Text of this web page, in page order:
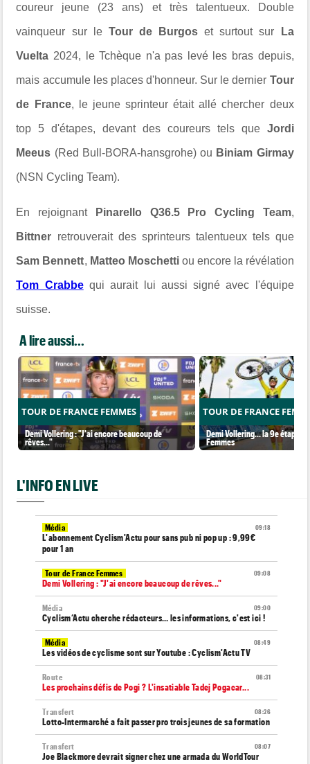
coureur jeune (23 ans) et très talentueux. Double
vainqueur sur le Tour de Burgoset surtout sur La
Vuelta 2024, le Tchèque n'a pas levé les bras depuis,
mais accumule les places d'honneur. Sur le dernier Tour
de France, le jeune sprinteur était allé chercher deux
top 5 d'étapes, devant des coureurs tels que Jordi
Meeus (Red Bull-BORA-hansgrohe) ou Biniam Girmay
(NSN Cycling Team).
En rejoignant Pinarello Q36.5 Pro Cycling Team,
Bittner retrouverait des sprinteurs talentueux tels que
Sam Bennett, Matteo Moschetti ou encore la révélation
Tom Crabbe qui aurait lui aussi signé avec l'équipe
suisse.
A lire aussi...
TOUR DE FRANCE FEMMES
Demi Vollering : "J'ai encore beaucoup de
rêves..."
TOUR DE FRANCE
Demi Vollering... la 9e étape et
Femmes
L'INFO EN LIVE
09:18
Média
L'abonnement Cyclism'Actu pour sans pub ni pop up : 9,99€
pour 1 an
09:08
Tour de France Femmes
Demi Vollering : "J'ai encore beaucoup de rêves..."
09:00
Média
Cyclism’Actu cherche rédacteurs… les informations, c'est ici !
08:49
Média
Les vidéos de cyclisme sont sur Youtube : Cyclism'Actu TV
08:31
Route
Les prochains défis de Pogi ? L'insatiable Tadej Pogacar...
08:26
Transfert
Lotto-Intermarché a fait passer pro trois jeunes de sa formation
08:07
Transfert
Joe Blackmore devrait signer chez une armada du WorldTour